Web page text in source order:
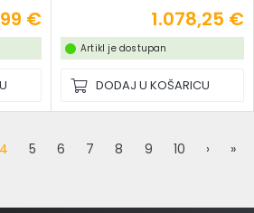
€ 1.078,25 €
Artikl je dostupan
DODAJ U KOŠARICU
4 5 6 7 8 9 10 › »